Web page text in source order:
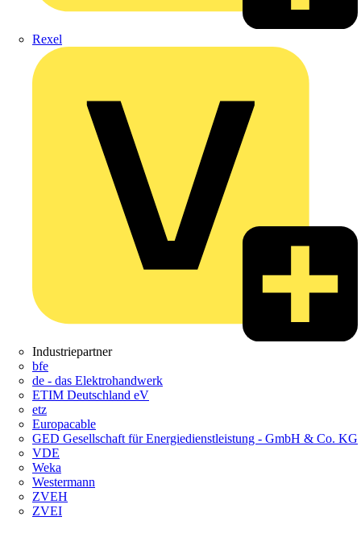
Rexel
Industriepartner
bfe
de - das Elektrohandwerk
ETIM Deutschland eV
etz
Europacable
GED Gesellschaft für Energiedienstleistung - GmbH & Co. KG
VDE
Weka
Westermann
ZVEH
ZVEI